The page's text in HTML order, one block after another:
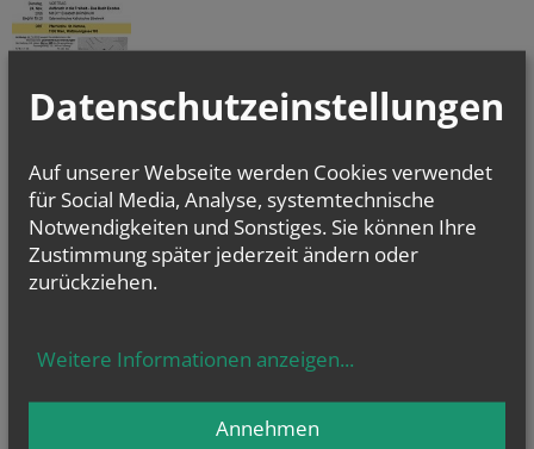
Im Blick-Vorträge in St. Hemma - Programm für 2025/26
Themenspektrum mit Referentinnen und Referenten,
die sich sehen und (an)hören lassen können!!
Merken Sie sich bitte gleich die Termine vor!
Der Ort - die
Kirche St. Hemma
- und die Beginnzeit
um19:00 bleiben immer gleich!
Die Vortragstage sind meist Montag oder Dienstag, ausgenommen
Busverbindungen wegen Baustellensperre).
Aushang
pfarre.st.hemma@katholischekirche.at
Datenschutzeinstellungen
Auf unserer Webseite werden Cookies verwendet
für Social Media, Analyse, systemtechnische
Notwendigkeiten und Sonstiges. Sie können Ihre
Zustimmung später jederzeit ändern oder
zurückziehen.
Weitere Informationen anzeigen...
Annehmen